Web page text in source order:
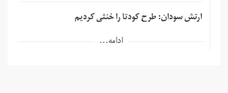
ارتش سودان: طرح کودتا را خنثی کردیم
ادامه...